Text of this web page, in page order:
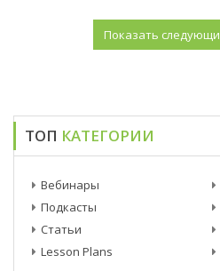
ТОП КАТЕГОРИИ
Вебинары
Подкасты
Статьи
Lesson Plans